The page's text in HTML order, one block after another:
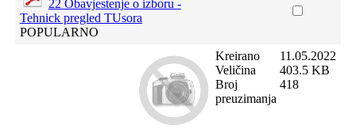
22 Obavjestenje o izboru -
Tehnick pregled TUsora
POPULARNO
Kreirano
Veličina
Broj
preuzimanja
11.05.2022
403.5 KB
418